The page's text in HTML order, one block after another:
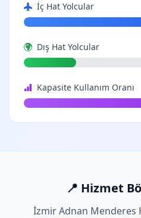
İç Hat Yolcular
Dış Hat Yolcular
Kapasite Kullanım Oranı
📍 Hizmet
İzmir Adnan Menderes